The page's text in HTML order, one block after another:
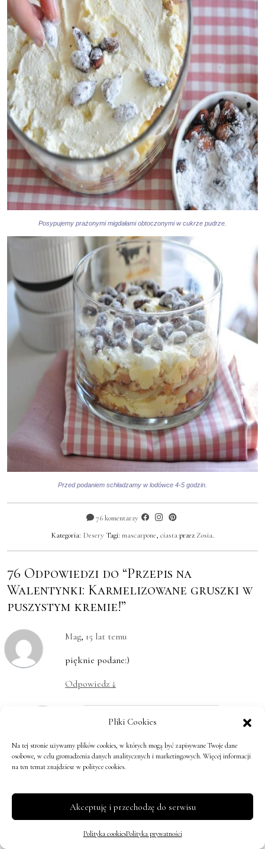
Pliki Cookies
Na tej stronie używamy plików cookies, w których mogą być zapisywane Twoje dane
osobowe, w celu gromadzenia danych analitycznych i marketingowych. Więcej informacji
na ten temat znajdziesz w polityce cookies.
Akceptuję i przechodzę do serwisu
Polityka cookiesPolityka prywatności
Posypujemy prażonymi migdałami obtoczonymi w cukrze pudrze.
Przed podaniem schładzamy w lodówce 4-5 godzin.
76 komentarzy
Kategoria: Desery Tagi: mascarpone, ciastaprzez Zosia.
76 Odpowiedzi do “Przepis na
Walentynki: Karmelizowane gruszki w
puszystym kremie!”
Mag, 15 lat temu
pięknie podane:)
Odpowiedz ↓
www.sprawdzilamto.blogspot.com
15 lat temu
jak zwykle:)
Odpowiedz
http://blindpassionforfashion.blogspot.com/
15 lat temu
Musi być naprawdę pyszne! A gruszki
uwielbiam!!